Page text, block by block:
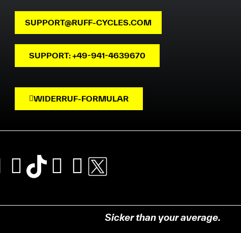
SUPPORT@RUFF-CYCLES.COM
SUPPORT: +49-941-4639670
WIDERRUF-FORMULAR
Sicker than your average.